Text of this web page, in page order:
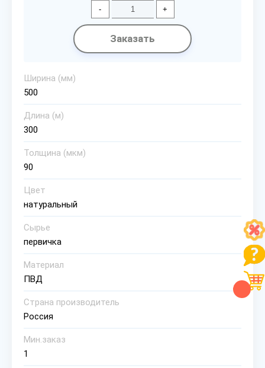
- +
Заказать
Ширина (мм)
500
Длина (м)
300
Толщина (мкм)
90
Цвет
натуральный
Сырье
первичка
Материал
ПВД
Страна производитель
Россия
Мин.заказ
1